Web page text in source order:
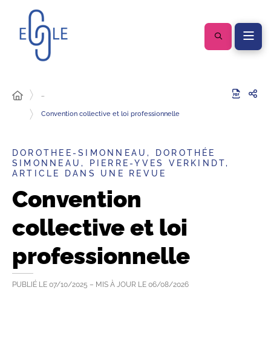
…
Convention collective et loi professionnelle
DOROTHEE-SIMONNEAU, DOROTHÉE
SIMONNEAU, PIERRE-YVES VERKINDT,
ARTICLE DANS UNE REVUE
Convention
collective et loi
professionnelle
PUBLIÉ LE 07/10/2025 – MIS À JOUR LE 06/08/2026